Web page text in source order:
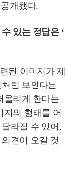
개됐다.
있는 정답은 ‘
된 이미지가 제
럼 보인다는
올리게 한다는
지의 형태를 어
라질 수 있어,
견이 오갈 것